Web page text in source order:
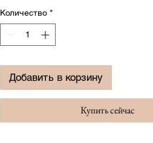
Количество *
Добавить в корзину
Купить сейчас